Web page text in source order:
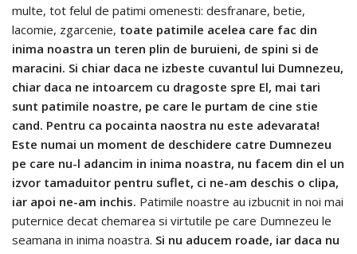
multe, tot felul de patimi omenesti: desfranare, betie,
lacomie, zgarcenie, toate patimile acelea care fac din
inima noastra un teren plin de buruieni, de spini si de
maracini. Si chiar daca ne izbeste cuvantul lui Dumnezeu,
chiar daca ne intoarcem cu dragoste spre El, mai tari
sunt patimile noastre, pe care le purtam de cine stie
cand. Pentru ca pocainta naostra nu este adevarata!
Este numai un moment de deschidere catre Dumnezeu
pe care nu-l adancim in inima noastra, nu facem din el un
izvor tamaduitor pentru suflet, ci ne-am deschis o clipa,
iar apoi ne-am inchis. Patimile noastre au izbucnit in noi mai
puternice decat chemarea si virtutile pe care Dumnezeu le
seamana in inima noastra. Si nu aducem roade, iar daca nu